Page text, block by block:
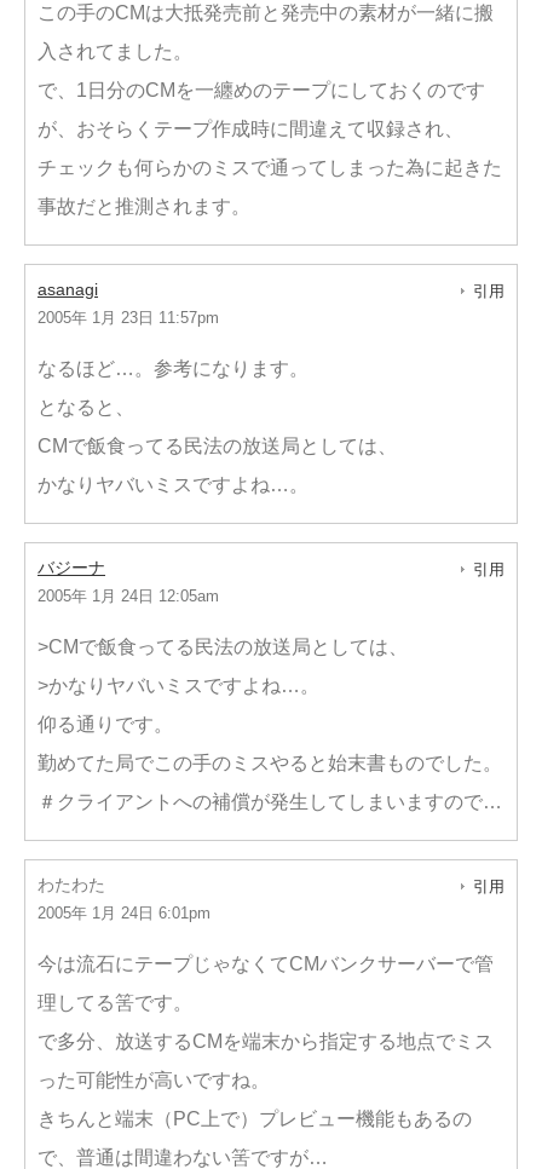
この手のCMは大抵発売前と発売中の素材が一緒に搬
入されてました。
で、1日分のCMを一纏めのテープにしておくのです
が、おそらくテープ作成時に間違えて収録され、
チェックも何らかのミスで通ってしまった為に起きた
事故だと推測されます。
asanagi
2005年 1月 23日 11:57pm
引用
なるほど…。参考になります。
となると、
CMで飯食ってる民法の放送局としては、
かなりヤバいミスですよね…。
バジーナ
2005年 1月 24日 12:05am
引用
>CMで飯食ってる民法の放送局としては、
>かなりヤバいミスですよね…。
仰る通りです。
勤めてた局でこの手のミスやると始末書ものでした。
＃クライアントへの補償が発生してしまいますので…
わたわた
2005年 1月 24日 6:01pm
引用
今は流石にテープじゃなくてCMバンクサーバーで管
理してる筈です。
で多分、放送するCMを端末から指定する地点でミス
った可能性が高いですね。
きちんと端末（PC上で）プレビュー機能もあるの
で、普通は間違わない筈ですが…